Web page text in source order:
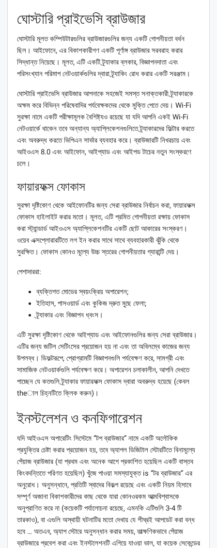
ঘোস্টারি প্রাইভেসি ব্রাউজার
ঘোস্টারি মূলত কম্পিউটারগুলির ব্রাউজারগুলির জন্য একটি গোপনীয়তা বর্ধন
ছিল। আইফোনে, এর বিকাশকারীগণ একটি পূর্ণাঙ্গ ব্রাউজার সরবরাহ করার
সিদ্ধান্ত নিয়েছে। মূলত, এটি একটি ট্র্যাকার ব্লকার, বিজ্ঞাপনদাতা এবং
পরিসংখ্যান পরিমাপ নেটওয়ার্কগুলির দ্বারা ট্র্যাকিং রোধ করার একটি সরঞ্জাম।
ঘোস্টারি প্রাইভেসি ব্রাউজার আপনাকে সহজেই সমস্ত সনাক্তকারী ট্র্যাকারকে
অক্ষম করে বিভিন্ন পরিষেবাদির পর্যবেক্ষকদের থেকে মুক্তি পেতে দেয়। Wi-Fi
সুরক্ষা নামে একটি পরীক্ষামূলক বৈশিষ্ট্যও রয়েছে যা যদি আপনি একই Wi-Fi
নেটওয়ার্কে থাকেন তবে অন্যান্য অ্যাপ্লিকেশনগুলিতে ট্র্যাকারদের ফিল্টার করতে
এবং অবরুদ্ধ করতে ভিপিএন সার্ভার ব্যবহার করে। ব্রাউজারটি নিখরচায় এবং
আইওএস 8.0 এবং আইফোন, আইপ্যাড এবং আইপড টাচের নতুন সংস্করণে
চলে।
ফায়ারফক্স ফোকাস
সুরক্ষা দৃষ্টিকোণ থেকে আইফোনটির জন্য সেরা ব্রাউজার নির্বাচন করা, ফায়ারফক্স
ফোকাস হাইলাইট করার মতো। মূলত, এটি প্রমিত গোপনীয়তা রক্ষায় ফোকাস
করা স্ট্যান্ডার্ড আইওএস অ্যাপ্লিকেশনটির একটি ছোট আকারের সংস্করণ।
ওয়েব এক্সপ্লোরারটিতে লগ ইন করার সাথে সাথে ব্যবহারকারী ঝুঁকি থেকে
সুরক্ষিত। ফোকাস কোনও মূল্যে উচ্চ স্তরের গোপনীয়তার গ্যারান্টি দেয়।
পেশাদাররা:
ব্যক্তিগত মোডের স্বয়ংক্রিয় অপারেশন;
ইতিহাস, পাসওয়ার্ড এবং কুকিজ দ্রুত মুছে ফেলা;
ট্র্যাকার এবং বিজ্ঞাপন ধ্বংস।
এটি সুরক্ষা দৃষ্টিকোণ থেকে আইপ্যাড এবং আইফোনগুলির জন্য সেরা ব্রাউজার।
এটির জন্য জটিল সেটিংসের প্রয়োজন হয় না এবং তা অবিলম্বে কাজের জন্য
উপলব্ধ। ডিফল্টরূপে, প্রোগ্রামটি বিজ্ঞাপনগুলি পর্যবেক্ষণ করে, সামগ্রী এবং
সামাজিক নেটওয়ার্কগুলি পর্যবেক্ষণ করে। অপারেশন চলাকালীন, আপনি দেখতে
পাচ্ছেন যে কতগুলি ট্র্যাকার ফায়ারফক্স ফোকাস দ্বারা অবরুদ্ধ হয়েছে (কেবল
theাল চিহ্নটিতে ক্লিক করুন)।
ইনস্টলেশন ও কনফিগারেশন
যদি আইওএস অপারেটিং সিস্টেমে “টপ ব্রাউজার” নামে একটি অলৌকিক
প্রযুক্তির চেষ্টা করার প্রয়োজন হয়, তবে অ্যাপল ডিজিটাল স্টোরটিতে বিনামূল্যে
পেঁয়াজ ব্রাউজার (যা প্রথম এবং অনেক আগে প্রকাশিত হয়েছিল একটি বাস্তব
কিংবদন্তিতে পরিণত হয়েছিল) খুঁজে পাওয়া সমস্যাযুক্ত is “টর ব্রাউজার” এর
অনুরোধ। অনুসন্ধানে, প্রতিটি স্বাদের বিকল্প রয়েছে এবং একটি নিয়ম হিসাবে
সম্পূর্ণ অজানা বিকাশকারীদের কাছ থেকে যারা কোনওরকম আত্মবিশ্বাসকে
অনুপ্রাণিত করে না (কয়েকটি পর্যালোচনা রয়েছে, এমনকি এটিগুলি 3-4 টি
তারকাও), বা এগুলি অস্থায়ী ঘটনাটির মতো দেখায় যে শীঘ্রই আপডেট করা বন্ধ
হবে … অতএব, অ্যাপ স্টোরে অনুসন্ধান করার সময়, তাত্ক্ষণিকভাবে পেঁয়াজ
ব্রাউজারে প্রবেশ করা এবং ইনস্টলেশনটি এগিয়ে যাওয়া ভাল, যা কয়েক সেকেন্ডের